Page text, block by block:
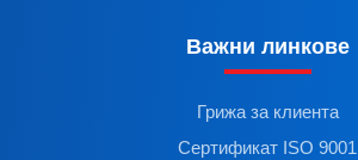
Важни линкове
Грижа за клиента
Сертификат ISO 9001